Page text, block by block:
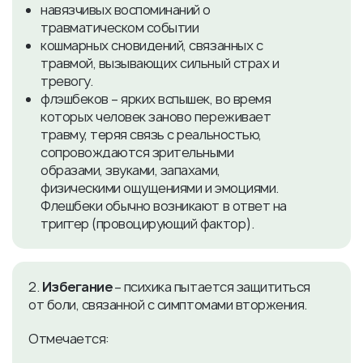
навязчивых воспоминаний о
травматическом событии
кошмарных сновидений, связанных с
травмой, вызывающих сильный страх и
тревогу.
флэшбеков – ярких вспышек, во время
которых человек заново переживает
травму, теряя связь с реальностью,
сопровождаются зрительными
образами, звуками, запахами,
физическими ощущениями и эмоциями.
Флешбеки обычно возникают в ответ на
триггер (провоцирующий фактор).
2. Избегание– психика пытается защититься
от боли, связанной с симптомами вторжения.
Отмечается: